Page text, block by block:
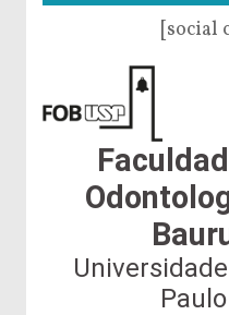
[social
Paulo